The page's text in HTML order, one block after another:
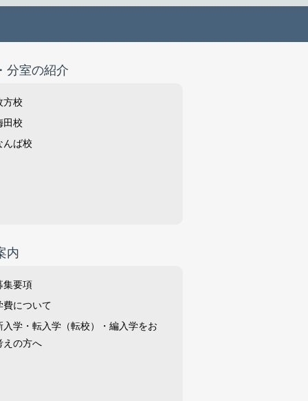
分室の紹介
方校
田校
んば校
内
集要項
費について
入学・転入学（転校）・編入学をお
えの方へ